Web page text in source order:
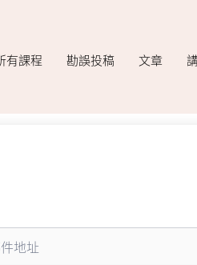
有課程 勘誤投稿 文章